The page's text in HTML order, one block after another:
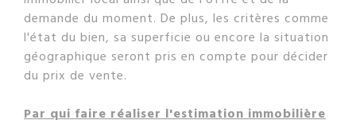
demande du moment. De plus, les critères comme
l'état du bien, sa superficie ou encore la situation
géographique seront pris en compte pour décider
du prix de vente.
Par qui faire réaliser l'estimation immobilière